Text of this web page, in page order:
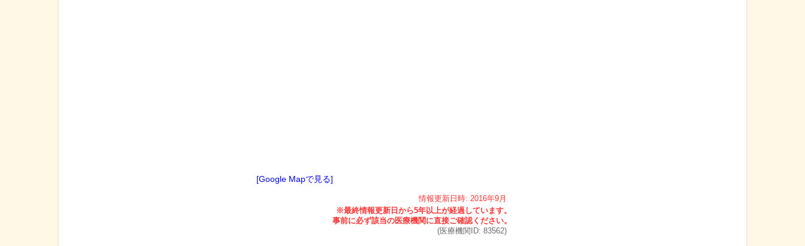
[Google Mapで見る]
情報更新日時: 2016年9月
(医療機関ID: 83562)